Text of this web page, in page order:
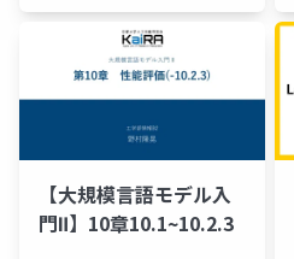
University)
【大規模言語モデル入
門Ⅱ】10章10.1~10.2.3